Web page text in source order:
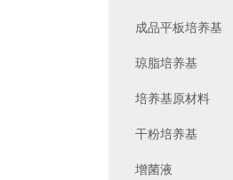
成品平板培养基
琼脂培养基
培养基原材料
干粉培养基
增菌液